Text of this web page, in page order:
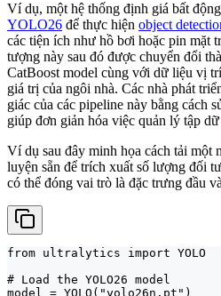
Ví dụ, một hệ thống định giá bất
YOLO26 để thực hiện object
các tiện ích như hồ bơi hoặc pin mặt
tượng này sau đó được chuyển đổi
CatBoost model cùng với dữ liệu vị
giá trị của ngôi nhà. Các nhà phát
giác của các pipeline này bằng cách
giúp đơn giản hóa việc quản lý tập
Ví dụ sau đây minh họa cách tải một
luyện sẵn để trích xuất số lượng đối
có thể đóng vai trò là đặc trưng đầu
from ultralytics import YOLO
# Load the YOLO26 model
model = YOLO("yolo26n.pt")